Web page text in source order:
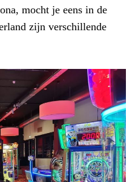
mocht je eens in de
zijn verschillende